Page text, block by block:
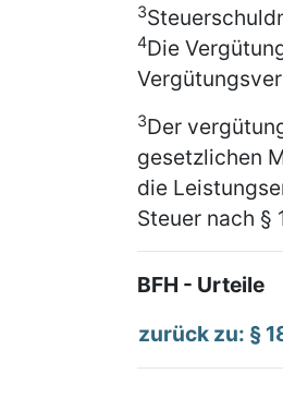
3
4Die
3Der
gesetzlichen
die
Steuer nach §
BFH - Urteile
zurück zu: §